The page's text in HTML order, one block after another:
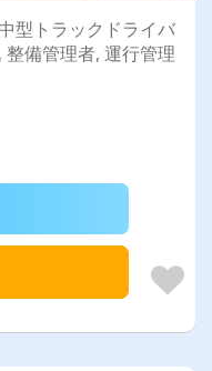
型トラックドライバ
備管理者, 運行管理